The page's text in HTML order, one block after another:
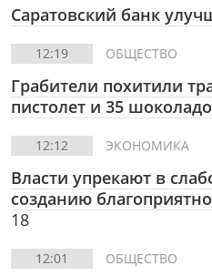
Саратовский банк
12:19 ОБЩЕСТВО
Грабители похитили
пистолет и 35
12:12 ЭКОНОМИКА
Власти упрекают в
созданию
18
12:01 ОБЩЕСТВО